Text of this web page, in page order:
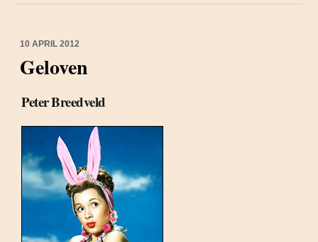
10 APRIL 2012
Geloven
Peter Breedveld